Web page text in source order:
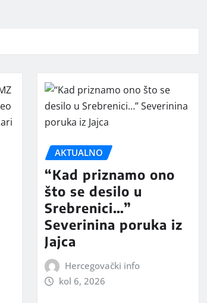
AKTUALNO
“Kad priznamo ono
što se desilo u
Srebrenici…”
Severinina poruka iz
Jajca
Hercegovački info
kol 6, 2026